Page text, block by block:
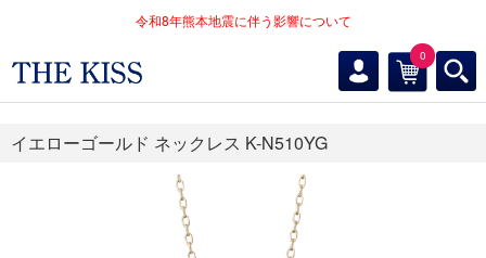
令和8年熊本地震に伴う影響について
0
イエローゴールド ネックレス K-N510YG